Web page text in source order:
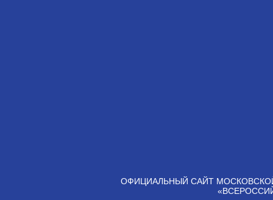
ОФИЦИАЛЬНЫЙ САЙТ